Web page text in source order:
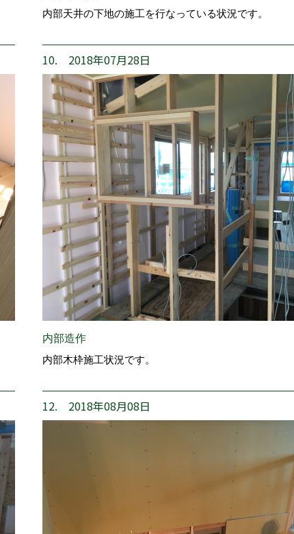
内部天井の下地の施工を行なっている状況です。
10. 2018年07月28日
内部造作
内部木枠施工状況です。
12. 2018年08月08日